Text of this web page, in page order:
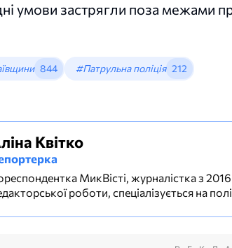
умови застрягли поза межами
844 #Патрульна поліція 212
Квітко
МикВісті, журналістка з
роботи, спеціалізується на